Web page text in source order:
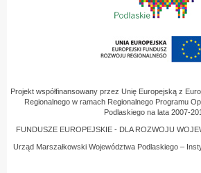
Projekt współfinansowany przez Unię Europejską z
Regionalnego w ramach Regionalnego Programu
Podlaskiego na lata 2007-
FUNDUSZE EUROPEJSKIE - DLA ROZWOJU
Urząd Marszałkowski Województwa Podlaskiego –